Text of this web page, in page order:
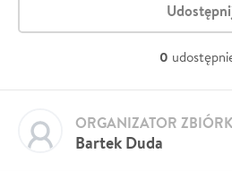
0
Bartek Duda
ORGANIZATOR